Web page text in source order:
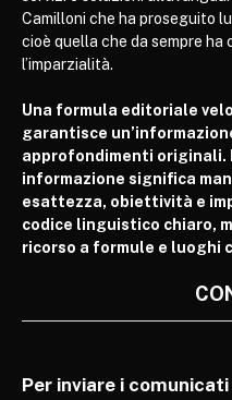
Camilloni che ha proseguito
cioè quella che da sempre ha
l’imparzialità.
Una formula editoriale
garantisce
approfondimenti originali.
informazione significa
esattezza, obiettività e
codice linguistico chiaro,
ricorso a formule e luoghi
Per inviare i